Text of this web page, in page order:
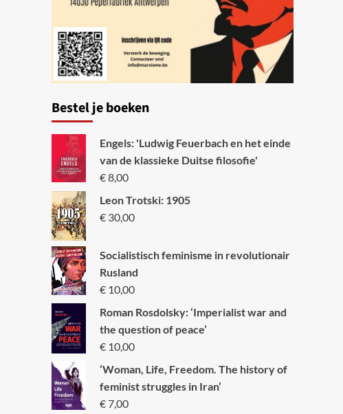
Bestel je boeken
Engels: 'Ludwig Feuerbach en het einde
van de klassieke Duitse filosofie'
€8,00
Leon Trotski: 1905
€30,00
Socialistisch feminisme in revolutionair
Rusland
€10,00
Roman Rosdolsky: ‘Imperialist war and
the question of peace’
€10,00
‘Woman, Life, Freedom. The history of
feminist struggles in Iran’
€7,00